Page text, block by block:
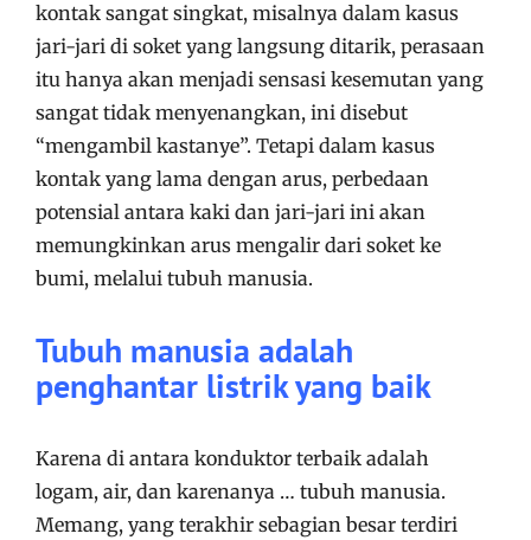
kontak sangat singkat, misalnya dalam kasus
jari-jari di soket yang langsung ditarik, perasaan
itu hanya akan menjadi sensasi kesemutan yang
sangat tidak menyenangkan, ini disebut
“mengambil kastanye”. Tetapi dalam kasus
kontak yang lama dengan arus, perbedaan
potensial antara kaki dan jari-jari ini akan
memungkinkan arus mengalir dari soket ke
bumi, melalui tubuh manusia.
Tubuh manusia adalah
penghantar listrik yang baik
Karena di antara konduktor terbaik adalah
logam, air, dan karenanya … tubuh manusia.
Memang, yang terakhir sebagian besar terdiri